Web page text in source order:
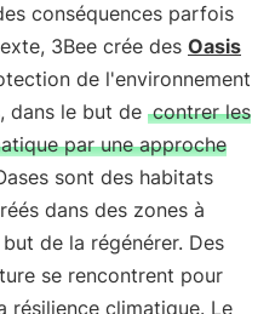
conséquences parfois
3Bee crée des Oasis
de l'environnement
dans le but de contrer les
par une approche
sont des habitats
dans des zones à
de la régénérer. Des
se rencontrent pour
résilience climatique. Le